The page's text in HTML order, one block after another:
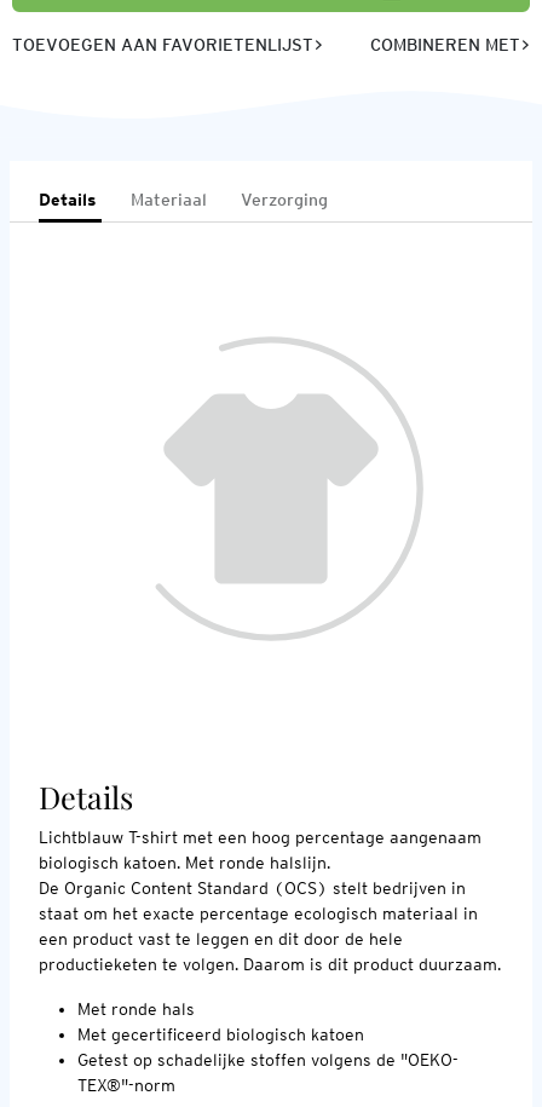
TOEVOEGEN AAN FAVORIETENLIJST COMBINEREN MET
Details Materiaal Verzorging
Details
Lichtblauw T-shirt met een hoog percentage aangenaam
biologisch katoen. Met ronde halslijn.
De Organic Content Standard (OCS) stelt bedrijven in
staat om het exacte percentage ecologisch materiaal in
een product vast te leggen en dit door de hele
productieketen te volgen. Daarom is dit product duurzaam.
Met ronde hals
Met gecertificeerd biologisch katoen
Getest op schadelijke stoffen volgens de "OEKO-
TEX®"-norm